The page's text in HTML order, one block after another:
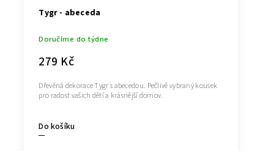
Tygr - abeceda
Doručíme do týdne
279 Kč
Do košíku
Dřevěná dekorace Tygr s abecedou. Pečlivě vybraný kousek
pro radost vašich dětí a krásnější domov.